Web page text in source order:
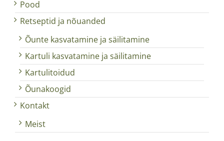
Pood
Retseptid ja nõuanded
Õunte kasvatamine ja säilitamine
Kartuli kasvatamine ja säilitamine
Kartulitoidud
Õunakoogid
Kontakt
Meist